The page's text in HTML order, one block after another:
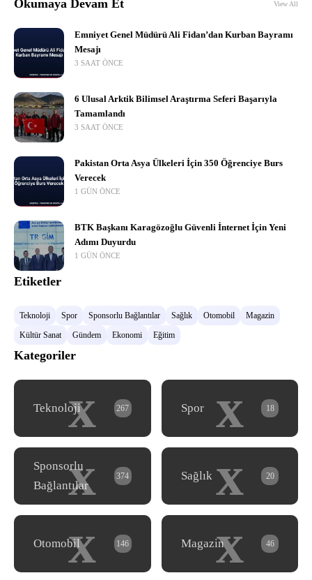
Okumaya Devam Et View All
Emniyet Genel Müdürü Ali Fidan’dan Kurban Bayramı
Mesajı
3 SAAT ÖNCE
6 Ulusal Arktik Bilimsel Araştırma Seferi Başarıyla
Tamamlandı
3 SAAT ÖNCE
Pakistan Orta Asya Ülkeleri İçin 350 Öğrenciye Burs
Verecek
1 GÜN ÖNCE
BTK Başkanı Karagözoğlu Güvenli İnternet İçin Yeni
Adımı Duyurdu
1 GÜN ÖNCE
Etiketler
Teknoloji Spor Sponsorlu Bağlantılar Sağlık Otomobil
Magazin
Kültür Sanat
Gündem Ekonomi Eğitim
Kategoriler
x
Teknoloji 267 x
Spor 18
x
Sponsorlu
Bağlantılar
374 x
Sağlık 20
x
Otomobil 146 x
Magazin 46